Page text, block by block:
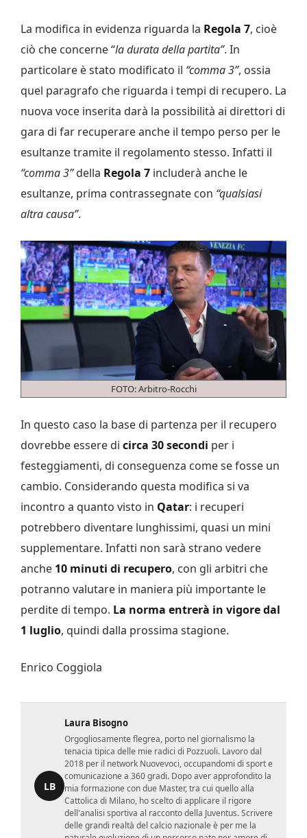
La modifica in evidenza riguarda la Regola 7, cioè
ciò che concerne “la durata della partita”. In
particolare è stato modificato il “comma 3”, ossia
quel paragrafo che riguarda i tempi di recupero. La
nuova voce inserita darà la possibilità ai direttori di
gara di far recuperare anche il tempo perso per le
esultanze tramite il regolamento stesso. Infatti il
“comma 3”della Regola 7 includerà anche le
esultanze, prima contrassegnate con “qualsiasi
altra causa”.
FOTO: Arbitro-Rocchi
In questo caso la base di partenza per il recupero
dovrebbe essere di circa 30 secondi per i
festeggiamenti, di conseguenza come se fosse un
cambio. Considerando questa modifica si va
incontro a quanto visto in Qatar: i recuperi
potrebbero diventare lunghissimi, quasi un mini
supplementare. Infatti non sarà strano vedere
anche 10 minuti di recupero, con gli arbitri che
potranno valutare in maniera più importante le
perdite di tempo. La norma entrerà in vigore dal
1 luglio, quindi dalla prossima stagione.
Enrico Coggiola
LB
Laura Bisogno
Orgogliosamente flegrea, porto nel giornalismo la
tenacia tipica delle mie radici di Pozzuoli. Lavoro dal
2018 per il network Nuovevoci, occupandomi di sport e
comunicazione a 360 gradi. Dopo aver approfondito la
mia formazione con due Master, tra cui quello alla
Cattolica di Milano, ho scelto di applicare il rigore
dell'analisi sportiva al racconto della Juventus. Scrivere
delle grandi realtà del calcio nazionale è per me la